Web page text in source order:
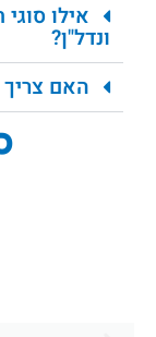
אילו
ונדל"ן?
האם